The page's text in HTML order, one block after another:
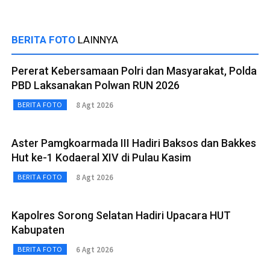
BERITA FOTO LAINNYA
Pererat Kebersamaan Polri dan Masyarakat, Polda
PBD Laksanakan Polwan RUN 2026
BERITA FOTO 8 Agt 2026
Aster Pamgkoarmada III Hadiri Baksos dan Bakkes
Hut ke-1 Kodaeral XIV di Pulau Kasim
BERITA FOTO 8 Agt 2026
Kapolres Sorong Selatan Hadiri Upacara HUT
Kabupaten
BERITA FOTO 6 Agt 2026